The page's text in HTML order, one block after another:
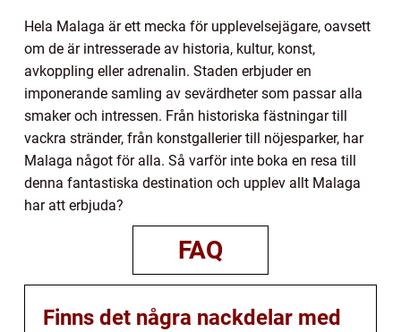
Hela Malaga är ett mecka för upplevelsejägare, oavsett
om de är intresserade av historia, kultur, konst,
avkoppling eller adrenalin. Staden erbjuder en
imponerande samling av sevärdheter som passar alla
smaker och intressen. Från historiska fästningar till
vackra stränder, från konstgallerier till nöjesparker, har
Malaga något för alla. Så varför inte boka en resa till
denna fantastiska destination och upplev allt Malaga
har att erbjuda?
FAQ
Finns det några nackdelar med